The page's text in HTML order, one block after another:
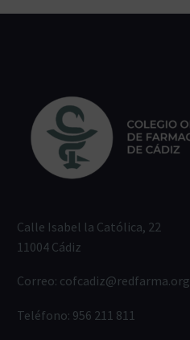
Calle Isabel la Católica, 22
11004 Cádiz
Correo: cofcadiz@redfarma.org
Teléfono: 956 211 811